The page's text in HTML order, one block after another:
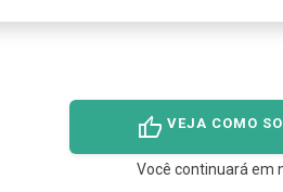
thumb_up VEJA COMO
Você continuará em